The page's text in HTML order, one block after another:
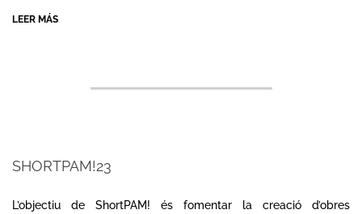
LEER MÁS
SHORTPAM!23
06-
L’objectiu de ShortPAM! és fomentar la creació d’obres